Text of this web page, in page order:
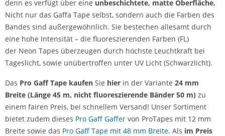
denn es verfügt über eine unbeschichtete, matte Oberfläche.
Nicht nur das Gaffa Tape selbst, sondern auch die Farben des
Bandes sind außergewöhnlich. Sie bestechen allesamt durch
eine hohe Intensität – die fluoreszierenden Farben (FL)
der Neon Tapes überzeugen durch höchste Leuchtkraft bei
Tageslicht, sowie unübertroffen unter UV Licht (Schwarzlicht).
Das Pro Gaff Tape kaufen Sie hier in der Variante 24 mm
Breite (Länge 45 m, nicht fluoreszierende Bänder 50 m) zu
einem fairen Preis, bei schnellem Versand! Unser Sortiment
bietet zudem dieses Pro Gaff Gaffer von ProTapes mit 12 mm
Breite sowie das Pro Gaff Tape mit 48 mm Breite. Als im Preis